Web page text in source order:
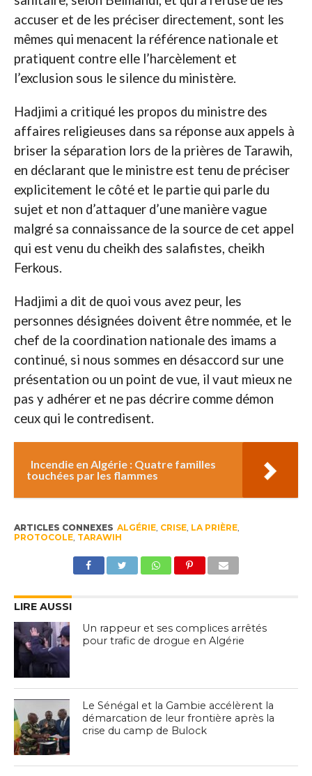
accuser et de les préciser directement, sont les
mêmes qui menacent la référence nationale et
pratiquent contre elle l’harcèlement et
l’exclusion sous le silence du ministère.
Hadjimi a critiqué les propos du ministre des
affaires religieuses dans sa réponse aux appels à
briser la séparation lors de la prières de Tarawih,
en déclarant que le ministre est tenu de préciser
explicitement le côté et le partie qui parle du
sujet et non d’attaquer d’une manière vague
malgré sa connaissance de la source de cet appel
qui est venu du cheikh des salafistes, cheikh
Ferkous.
Hadjimi a dit de quoi vous avez peur, les
personnes désignées doivent être nommée, et le
chef de la coordination nationale des imams a
continué, si nous sommes en désaccord sur une
présentation ou un point de vue, il vaut mieux ne
pas y adhérer et ne pas décrire comme démon
ceux qui le contredisent.
Incendie en Algérie : Quatre familles
touchées par les flammes
ARTICLES CONNEXES ALGÉRIE, CRISE, LA PRIÈRE,
PROTOCOLE, TARAWIH
LIRE AUSSI
Un rappeur et ses complices arrêtés
pour trafic de drogue en Algérie
Le Sénégal et la Gambie accélèrent la
démarcation de leur frontière après la
crise du camp de Bulock